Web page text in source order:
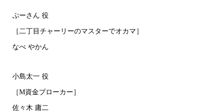
ぷーさん 役
［二丁目チャーリーのマスターでオカマ］
なべ やかん
小島太一 役
［M資金ブローカー］
佐々木 庸二